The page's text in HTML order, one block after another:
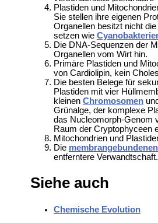
Plastiden und
Sie stellen ihre eigenen
Organellen besitzt nicht die
setzen wie
Die DNA-Sequenzen der
Organellen vom Wirt hin.
Primäre Plastiden und
von Cardiolipin, kein
Die besten Belege für
Plastiden mit vier
kleinen Chromosomen
Grünalge, der komplexe
das Nucleomorph-Genom
Raum der Cryptophyceen
Mitochondrien und
Die
entferntere Verwandtschaft.
Siehe auch
Chemische Evolution